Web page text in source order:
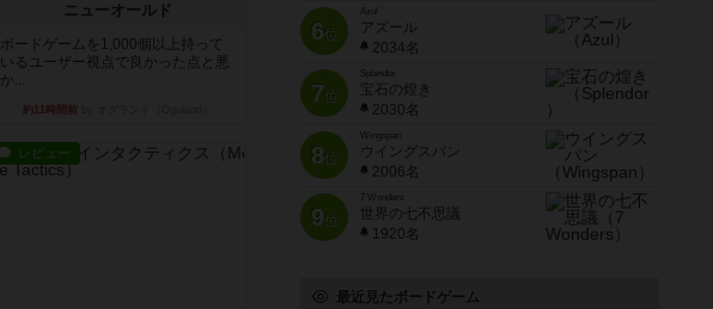
ニューオールド
ボードゲームを1,000個以上持って
いるユーザー視点で良かった点と悪
か...
約11時間前
レビュー
6位
Azul
アズール
2034名
7位
宝石の煌き
2030名
8位
Wingspan
ウイングスパン
2006名
9位
7 Wonders
世界の七不思議
1920名
最近見たボードゲーム